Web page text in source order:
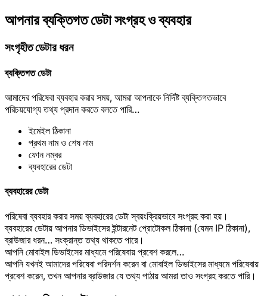
আপনার ব্যক্তিগত ডেটা সংগ্রহ ও ব্যবহার
সংগৃহীত ডেটার ধরন
ব্যক্তিগত ডেটা
আমাদের পরিষেবা ব্যবহার করার সময়, আমরা আপনাকে নির্দিষ্ট ব্যক্তিগতভাবে
পরিচয়যোগ্য তথ্য প্রদান করতে বলতে পারি…
ইমেইল ঠিকানা
প্রথম নাম ও শেষ নাম
ফোন নম্বর
ব্যবহারের ডেটা
ব্যবহারের ডেটা
পরিষেবা ব্যবহার করার সময় ব্যবহারের ডেটা স্বয়ংক্রিয়ভাবে সংগ্রহ করা হয়।
ব্যবহারের ডেটায় আপনার ডিভাইসের ইন্টারনেট প্রোটোকল ঠিকানা (যেমন IP ঠিকানা),
ব্রাউজার ধরন… সংক্রান্ত তথ্য থাকতে পারে।
আপনি মোবাইল ডিভাইসের মাধ্যমে পরিষেবায় প্রবেশ করলে…
আপনি যখনই আমাদের পরিষেবা পরিদর্শন করেন বা মোবাইল ডিভাইসের মাধ্যমে পরিষেবায়
প্রবেশ করেন, তখন আপনার ব্রাউজার যে তথ্য পাঠায় আমরা তাও সংগ্রহ করতে পারি।